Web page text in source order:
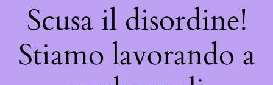
Scusa il disordine!
Stiamo lavorando a